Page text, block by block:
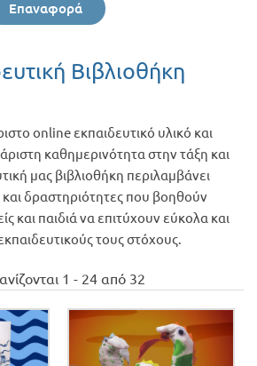
Επαναφορά
Βιβλιοθήκη
online εκπαιδευτικό υλικό και
καθημερινότητα στην τάξη και
μας βιβλιοθήκη περιλαμβάνει
και δραστηριότητες που βοηθούν
και παιδιά να επιτύχουν εύκολα και
τους στόχους.
1 - 24 από 32